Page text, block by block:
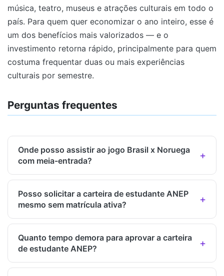
música, teatro, museus e atrações culturais em todo o
país. Para quem quer economizar o ano inteiro, esse é
um dos benefícios mais valorizados — e o
investimento retorna rápido, principalmente para quem
costuma frequentar duas ou mais experiências
culturais por semestre.
Perguntas frequentes
Onde posso assistir ao jogo Brasil x Noruega
com meia-entrada?
Posso solicitar a carteira de estudante ANEP
mesmo sem matrícula ativa?
Quanto tempo demora para aprovar a carteira
de estudante ANEP?